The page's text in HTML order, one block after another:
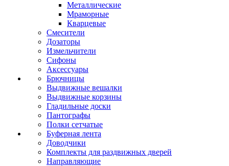
Металлические
Мраморные
Кварцевые
Смесители
Дозаторы
Измельчители
Сифоны
Аксессуары
Брючницы
Выдвижные вешалки
Выдвижные корзины
Гладильные доски
Пантографы
Полки сетчатые
Буферная лента
Доводчики
Комплекты для раздвижных дверей
Направляющие